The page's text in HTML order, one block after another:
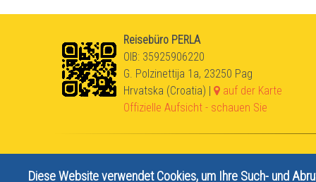
Reisebüro PERLA
OIB: 35925906220
G. Polzinettija 1a, 23250 Pag
Hrvatska (Croatia) |
auf der Karte
Offizielle Aufsicht - schauen Sie
© Turistička agencija Perla Pag, vl. Mirijana Beata Bukša, OIB.
Diese Website verwendet Cookies, um Ihre Such- und